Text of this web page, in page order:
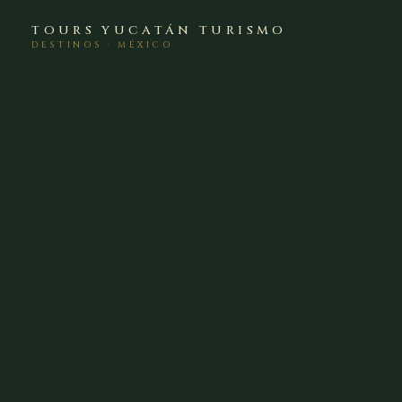
TOURS YUCATÁN TURISMO
DESTINOS · MÉXICO